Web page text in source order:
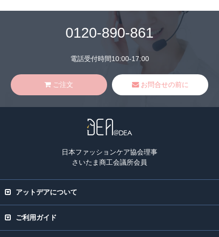
0120-890-861
電話受付時間10:00-17:00
ご注文 お問合せの前に
日本ファッションケア協会理事
さいたま商工会議所会員
アットデアについて
ご利用ガイド